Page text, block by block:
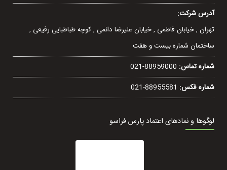
آدرس شرکت:
تهران , خيابان فاطمی , خیابان عليرضا دائمی , کوچه طباطبایی رفيعی ,
ساختمان شماره بیست و هفت
شماره تماس: 021-88959000
شماره فکس: 021-88955581
لوگوها و نمادهای اعتماد پارس فراسو